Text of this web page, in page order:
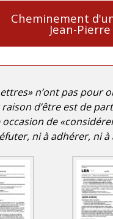
Cheminement
Jean-
n’ont pas
d’être est de
occasion de
ni à adhérer, ni